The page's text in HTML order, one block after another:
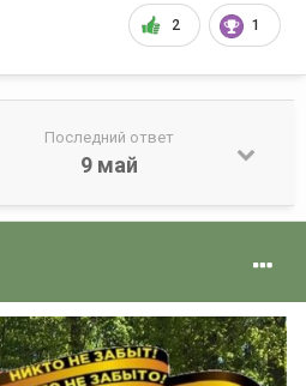
2 1
Последний ответ
9 май